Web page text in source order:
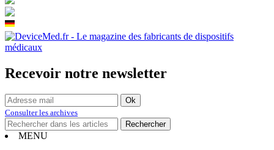
Recevoir notre newsletter
Consulter les archives
MENU